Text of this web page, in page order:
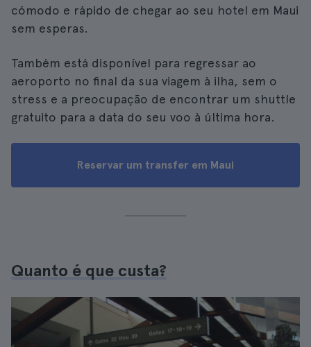
cómodo e rápido de chegar ao seu hotel em Maui
sem esperas.
Também está disponível para regressar ao
aeroporto no final da sua viagem à ilha, sem o
stress e a preocupação de encontrar um shuttle
gratuito para a data do seu voo à última hora.
Reservar um transfer em Maui
Quanto é que custa?